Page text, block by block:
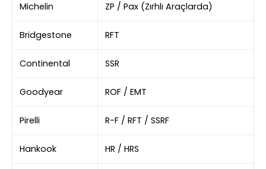
Michelin ZP / Pax (Zırhlı Araçlarda)
Bridgestone RFT
Continental SSR
Goodyear ROF / EMT
Pirelli R-F / RFT / SSRF
Hankook HR / HRS